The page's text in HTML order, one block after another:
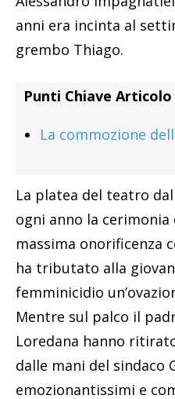
anni era incinta al
grembo Thiago.
Punti Chiave Articolo
La commozione
La platea del teatro
ogni anno la cerimonia
massima onorificenza
ha tributato alla
femminicidio
Mentre sul palco il
Loredana hanno
dalle mani del sindaco
emozionantissimi e